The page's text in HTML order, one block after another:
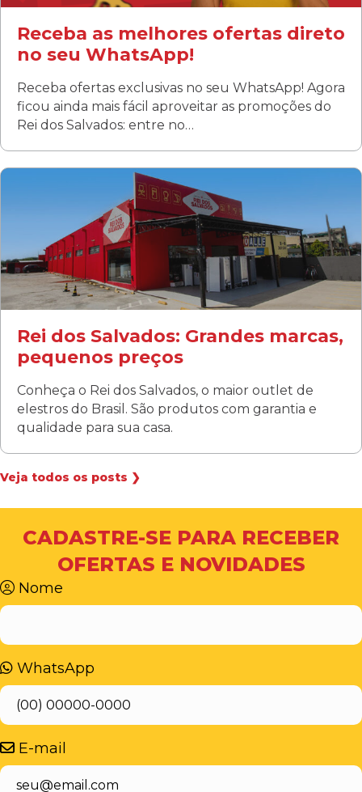
Fanny
Rua Albino Beatriz, 100 - Fanny, Curitiba –PR
Segunda a sábado: 09h00 às 19h00
Domingo: FECHADA
ÚLTIMOS DIAS DE LIQUIDAÇÃO!
(41) 3411-1754
(41) 99249-4620
Receba as melhores ofertas direto
no seu WhatsApp!
Receba ofertas exclusivas no seu WhatsApp! Agora
ficou ainda mais fácil aproveitar as promoções do
Rei dos Salvados: entre no…
Rei dos Salvados: Grandes marcas,
pequenos preços
Conheça o Rei dos Salvados, o maior outlet de
elestros do Brasil. São produtos com garantia e
qualidade para sua casa.
Veja todos os posts ❯
CADASTRE-SE PARA RECEBER
OFERTAS E NOVIDADES
Nome
WhatsApp
E-mail